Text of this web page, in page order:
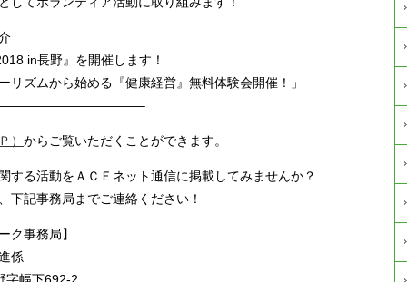
in長野』を開催します！
リズムから始める『健康経営』無料体験会開催！」
） からご覧いただくことができます。
る活動をＡＣＥネット通信に掲載してみませんか？
下記事務局までご連絡ください！
ク事務局】
係